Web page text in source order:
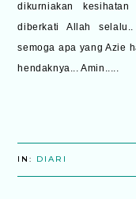
dikurniakan
diberkati Allah
semoga apa yang Azie
hendaknya... Amin.....
IN: DIARI